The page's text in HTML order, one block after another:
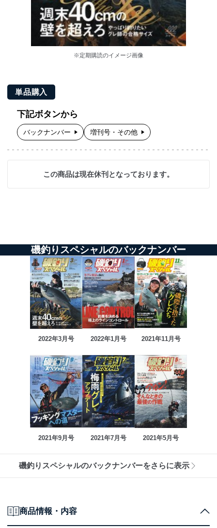
※定期購読のイメージ画像
単品購入
下記ボタンから
バックナンバー 増刊号・その他
この商品は現在休刊となっております。
磯釣りスペシャルのバックナンバー
2022年3月号 2022年1月号 2021年11月号
2021年9月号 2021年7月号 2021年5月号
磯釣りスペシャルのバックナンバーをさらに表示
商品情報・内容